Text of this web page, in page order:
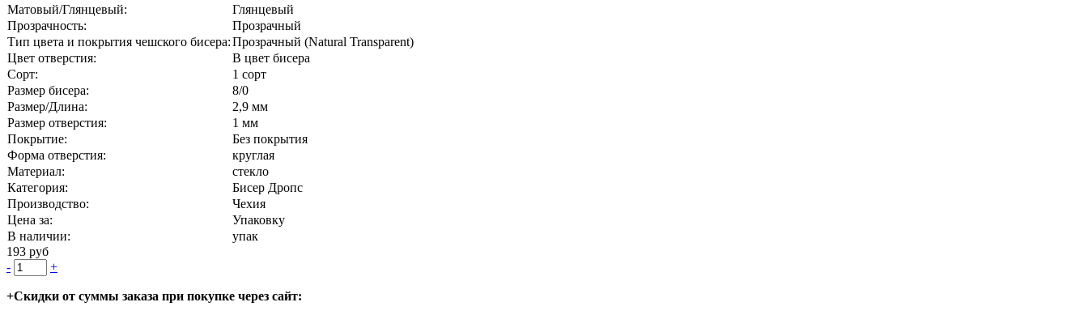
Матовый/Глянцевый:
Глянцевый
Прозрачность:
Прозрачный
Тип цвета и покрытия чешского бисера:Прозрачный (Natural Transparent)
Цвет отверстия:
В цвет бисера
Сорт:
1 сорт
Размер бисера:
8/0
Размер/Длина:
2,9 мм
Размер отверстия:
1 мм
Покрытие:
Без покрытия
Форма отверстия:
круглая
Материал:
стекло
Категория:
Бисер Дропс
Производство:
Чехия
Цена за:
Упаковку
В наличии:
упак
193 руб
-
+
+Скидки от суммы заказа при покупке через сайт: